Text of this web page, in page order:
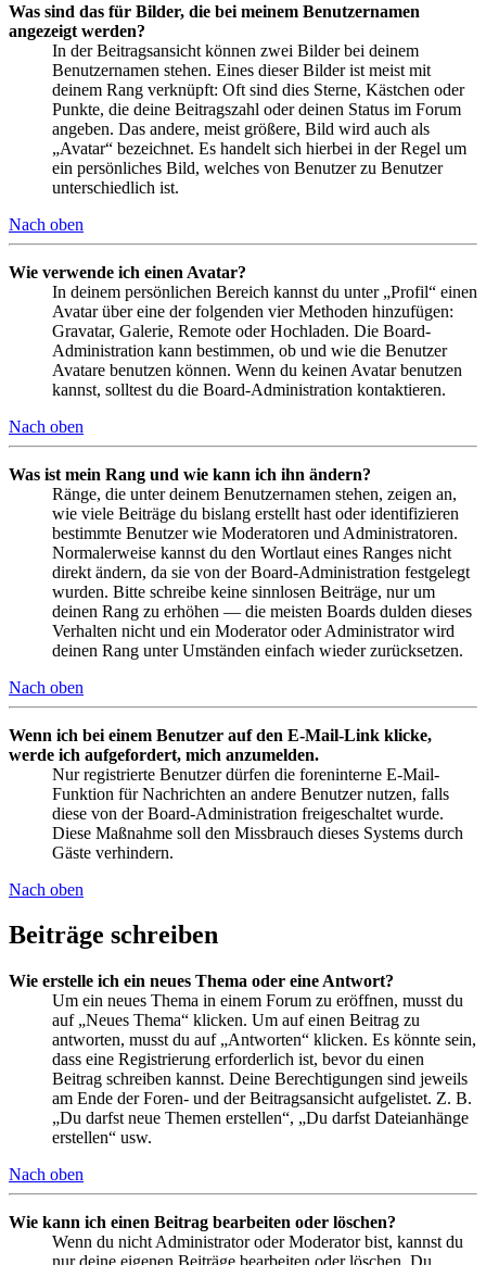
Was sind das für Bilder, die bei meinem Benutzernamen
angezeigt werden?
In der Beitragsansicht können zwei Bilder bei deinem
Benutzernamen stehen. Eines dieser Bilder ist meist mit
deinem Rang verknüpft: Oft sind dies Sterne, Kästchen oder
Punkte, die deine Beitragszahl oder deinen Status im Forum
angeben. Das andere, meist größere, Bild wird auch als
„Avatar“ bezeichnet. Es handelt sich hierbei in der Regel um
ein persönliches Bild, welches von Benutzer zu Benutzer
unterschiedlich ist.
Nach oben
Wie verwende ich einen Avatar?
In deinem persönlichen Bereich kannst du unter „Profil“ einen
Avatar über eine der folgenden vier Methoden hinzufügen:
Gravatar, Galerie, Remote oder Hochladen. Die Board-
Administration kann bestimmen, ob und wie die Benutzer
Avatare benutzen können. Wenn du keinen Avatar benutzen
kannst, solltest du die Board-Administration kontaktieren.
Nach oben
Was ist mein Rang und wie kann ich ihn ändern?
Ränge, die unter deinem Benutzernamen stehen, zeigen an,
wie viele Beiträge du bislang erstellt hast oder identifizieren
bestimmte Benutzer wie Moderatoren und Administratoren.
Normalerweise kannst du den Wortlaut eines Ranges nicht
direkt ändern, da sie von der Board-Administration festgelegt
wurden. Bitte schreibe keine sinnlosen Beiträge, nur um
deinen Rang zu erhöhen — die meisten Boards dulden dieses
Verhalten nicht und ein Moderator oder Administrator wird
deinen Rang unter Umständen einfach wieder zurücksetzen.
Nach oben
Wenn ich bei einem Benutzer auf den E-Mail-Link klicke,
werde ich aufgefordert, mich anzumelden.
Nur registrierte Benutzer dürfen die foreninterne E-Mail-
Funktion für Nachrichten an andere Benutzer nutzen, falls
diese von der Board-Administration freigeschaltet wurde.
Diese Maßnahme soll den Missbrauch dieses Systems durch
Gäste verhindern.
Nach oben
Beiträge schreiben
Wie erstelle ich ein neues Thema oder eine Antwort?
Um ein neues Thema in einem Forum zu eröffnen, musst du
auf „Neues Thema“ klicken. Um auf einen Beitrag zu
antworten, musst du auf „Antworten“ klicken. Es könnte sein,
dass eine Registrierung erforderlich ist, bevor du einen
Beitrag schreiben kannst. Deine Berechtigungen sind jeweils
am Ende der Foren- und der Beitragsansicht aufgelistet. Z. B.
„Du darfst neue Themen erstellen“, „Du darfst Dateianhänge
erstellen“ usw.
Nach oben
Wie kann ich einen Beitrag bearbeiten oder löschen?
Wenn du nicht Administrator oder Moderator bist, kannst du